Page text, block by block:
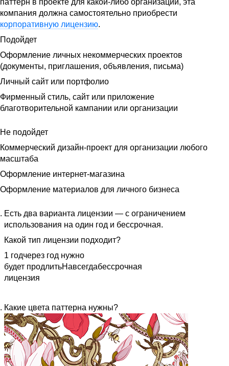
паттерн в проекте для какой-либо организации, эта
компания должна самостоятельно приобрести
корпоративную лицензию.
Подойдет
Оформление личных некоммерческих проектов
(документы, приглашения, объявления, письма)
Личный сайт или портфолио
Фирменный стиль, сайт или приложение
благотворительной кампании или организации
Не подойдет
Коммерческий дизайн-проект для организации любого
масштаба
Оформление интернет-магазина
Оформление материалов для личного бизнеса
Есть два варианта лицензии — с ограничением
использования на один год и бессрочная.
Какой тип лицензии подходит?
1 годчерез год нужно
будет продлитьНавсегдабессрочная
лицензия
Какие цвета паттерна нужны?